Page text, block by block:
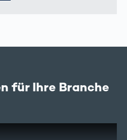
für Ihre Branche